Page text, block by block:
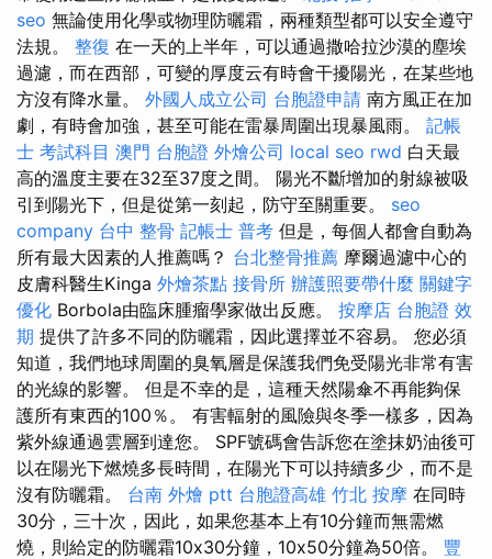
seo 無論使用化學或物理防曬霜，兩種類型都可以安全遵守
法規。 整復 在一天的上半年，可以通過撒哈拉沙漠的塵埃
過濾，而在西部，可變的厚度云有時會干擾陽光，在某些地
方沒有降水量。 外國人成立公司 台胞證申請 南方風正在加
劇，有時會加強，甚至可能在雷暴周圍出現暴風雨。 記帳
士 考試科目 澳門 台胞證 外燴公司 local seo rwd 白天最
高的溫度主要在32至37度之間。 陽光不斷增加的射線被吸
引到陽光下，但是從第一刻起，防守至關重要。 seo
company 台中 整骨 記帳士 普考 但是，每個人都會自動為
所有最大因素的人推薦嗎？ 台北整骨推薦 摩爾過濾中心的
皮膚科醫生Kinga 外燴茶點 接骨所 辦護照要帶什麼 關鍵字
優化 Borbola由臨床腫瘤學家做出反應。 按摩店 台胞證 效
期 提供了許多不同的防曬霜，因此選擇並不容易。 您必須
知道，我們地球周圍的臭氧層是保護我們免受陽光非常有害
的光線的影響。 但是不幸的是，這種天然陽傘不再能夠保
護所有東西的100％。 有害輻射的風險與冬季一樣多，因為
紫外線通過雲層到達您。 SPF號碼會告訴您在塗抹奶油後可
以在陽光下燃燒多長時間，在陽光下可以持續多少，而不是
沒有防曬霜。 台南 外燴 ptt 台胞證高雄 竹北 按摩 在同時
30分，三十次，因此，如果您基本上有10分鐘而無需燃
燒，則給定的防曬霜10x30分鐘，10x50分鐘為50倍。 豐